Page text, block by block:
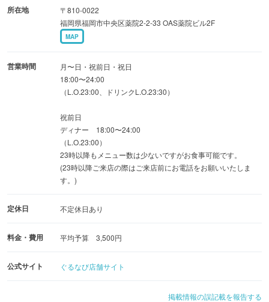
所在地
〒810-0022
福岡県福岡市中央区薬院2-2-33 OAS薬院ビル2F
MAP
営業時間
月〜日・祝前日・祝日
18:00〜24:00
（L.O.23:00、ドリンクL.O.23:30）
祝前日
ディナー 18:00〜24:00
（L.O.23:00）
23時以降もメニュー数は少ないですがお食事可能です。
(23時以降ご来店の際はご来店前にお電話をお願いいたしま
す。)
定休日 不定休日あり
料金・費用 平均予算 3,500円
公式サイト ぐるなび店舗サイト
掲載情報の誤記載を報告する